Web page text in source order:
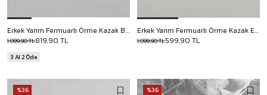
Erkek Yarım Fermuarlı Örme Kazak Bej
819,90 TL
1.099,90 TL
3 Al 2 Öde
Erkek Yarım Fermuarlı Örme Kazak Ekru
599,90 TL
1.099,90 TL
%36 %36